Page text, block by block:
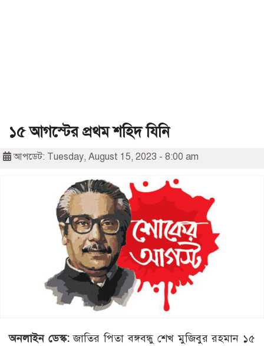
১৫ আগস্টের প্রথম শহিদ যিনি
আপডেট: Tuesday, August 15, 2023 - 8:00 am
অনলাইন ডেস্ক:জাতির পিতা বঙ্গবন্ধু শেখ মুজিবুর রহমান ১৫